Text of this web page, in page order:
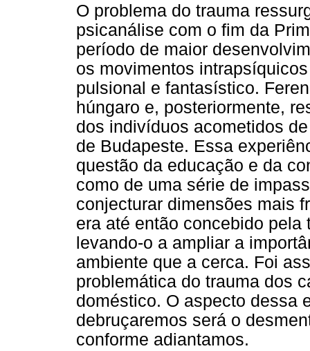
O problema do trauma
psicanálise com o fim da
período de maior
os movimentos
pulsional e fantasístico.
húngaro e, posteriormente,
dos indivíduos acometidos
de Budapeste. Essa
questão da educação e da
como de uma série de
conjecturar dimensões mais
era até então concebido
levando-o a ampliar a
ambiente que a cerca. Foi
problemática do trauma dos
doméstico. O aspecto dessa
debruçaremos será o
conforme adiantamos.